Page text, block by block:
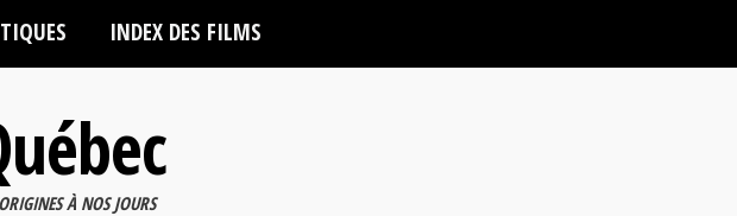
INDEX DES FILMS
À NOS JOURS